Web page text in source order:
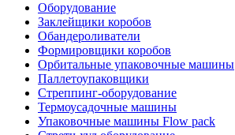
Оборудование
Заклейщики коробов
Обандероливатели
Формировщики коробов
Орбитальные упаковочные машины
Паллетоупаковщики
Стреппинг-оборудование
Термоусадочные машины
Упаковочные машины Flow pack